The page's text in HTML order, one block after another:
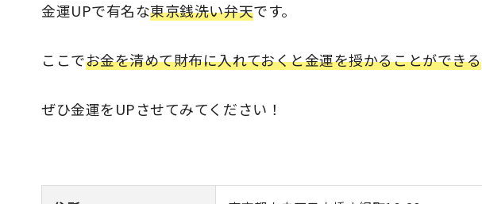
金運UPで有名な東京銭洗い弁天です。
ここでお金を清めて財布に入れておくと金運を授かることができる
ぜひ金運をUPさせてみてください！